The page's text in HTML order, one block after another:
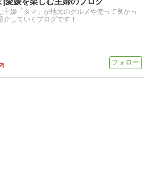
主婦「タマ」が地元のグルメや使って良かっ
介していくブログです！